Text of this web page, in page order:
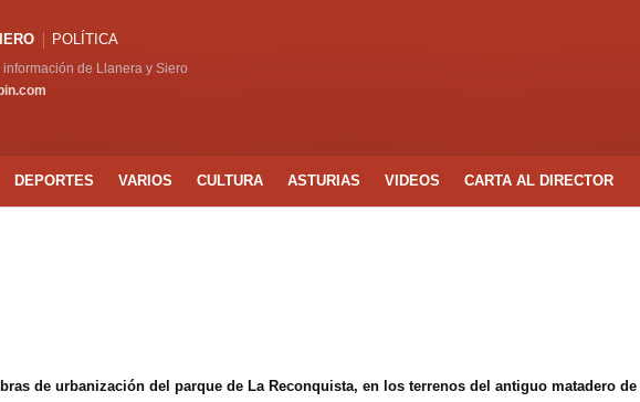
POLÍTICA
información de Llanera y Siero
DEPORTES VARIOS CULTURA ASTURIAS VIDEOS CARTA AL DIRECTOR
de urbanización del parque de La Reconquista, en los terrenos del antiguo matadero